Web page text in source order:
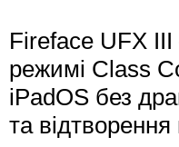
Fireface UFX
режимі Class
iPadOS без
та